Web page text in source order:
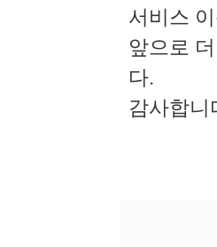
서비스
앞으로
다.
감사합니